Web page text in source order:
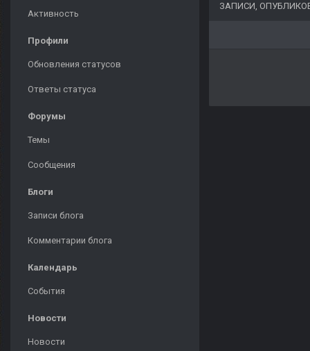
Активность
Профили
Обновления статусов
Ответы статуса
Форумы
Темы
Сообщения
Блоги
Записи блога
Комментарии блога
Календарь
События
Новости
Новости
ЗАПИСИ,